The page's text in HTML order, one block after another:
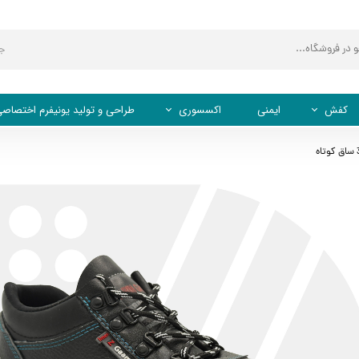
کفش
کفش اداری
ایمنی اکسسوری طراحی و تولید یونیفرم